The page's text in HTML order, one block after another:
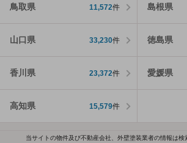
鳥取県 11,572件 島根県
山口県 33,230件 徳島県
香川県 23,372件 愛媛県
高知県 15,579件
当サイトの物件及び不動産会社、外壁塗装業者の情報は